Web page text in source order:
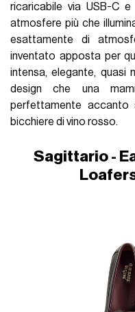
ricaricabile via USB-C
atmosfere più che
esattamente di
inventato apposta per
intensa, elegante,
design che una
perfettamente
bicchiere di vino rosso.
Sagittario -